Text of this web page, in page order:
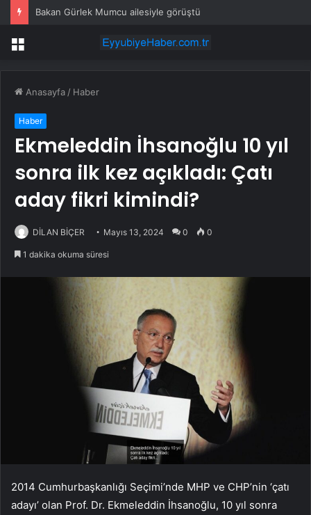
Bakan Gürlek Mumcu ailesiyle görüştü
Menü
Anasayfa / Haber
Haber
Ekmeleddin İhsanoğlu 10 yıl
sonra ilk kez açıkladı: Çatı
aday fikri kimindi?
DİLAN BİÇER Mayıs 13, 2024 0 0
1 dakika okuma süresi
2014 Cumhurbaşkanlığı Seçimi’nde MHP ve CHP’nin ‘çatı
adayı’ olan Prof. Dr. Ekmeleddin İhsanoğlu, 10 yıl sonra